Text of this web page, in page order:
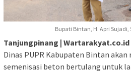
Bupati Bintan, H. Apri
Tanjungpinang | Wartarakyat.co.id
Dinas PUPR Kabupaten Bintan
semenisasi beton bertulang untuk